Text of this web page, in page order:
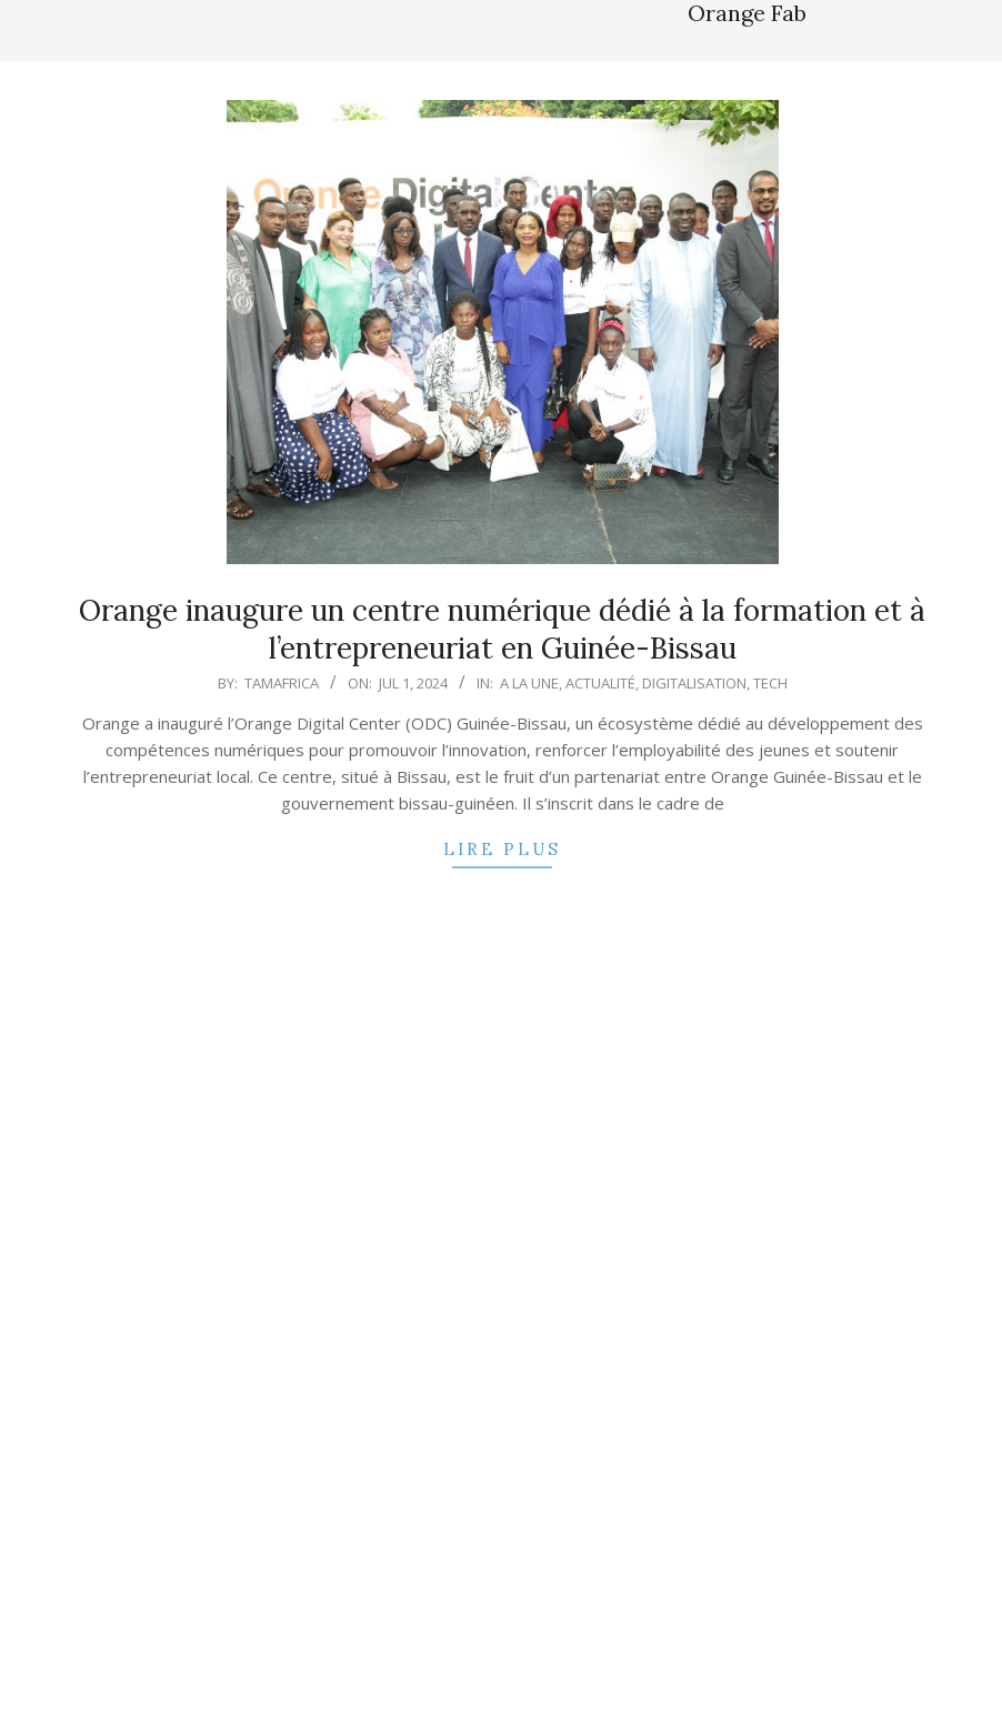
Orange Fab
Orange inaugure un centre numérique dédié à la formation et à
l’entrepreneuriat en Guinée-Bissau
01
BY: TAMAFRICA ON: JUL 1, 2024 IN: A LA UNE,ACTUALITÉ, DIGITALISATION,TECH
Orange a inauguré l’Orange Digital Center (ODC) Guinée-Bissau, un écosystème dédié au développement des
compétences numériques pour promouvoir l’innovation, renforcer l’employabilité des jeunes et soutenir
l’entrepreneuriat local. Ce centre, situé à Bissau, est le fruit d’un partenariat entre Orange Guinée-Bissau et le
gouvernement bissau-guinéen. Il s’inscrit dans le cadre de
LIRE PLUS